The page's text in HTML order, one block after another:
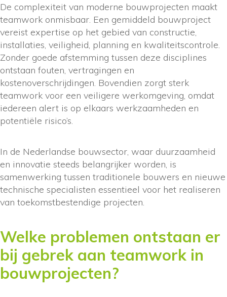
De complexiteit van moderne bouwprojecten maakt
teamwork onmisbaar. Een gemiddeld bouwproject
vereist expertise op het gebied van constructie,
installaties, veiligheid, planning en kwaliteitscontrole.
Zonder goede afstemming tussen deze disciplines
ontstaan fouten, vertragingen en
kostenoverschrijdingen. Bovendien zorgt sterk
teamwork voor een veiligere werkomgeving, omdat
iedereen alert is op elkaars werkzaamheden en
potentiële risico’s.
In de Nederlandse bouwsector, waar duurzaamheid
en innovatie steeds belangrijker worden, is
samenwerking tussen traditionele bouwers en nieuwe
technische specialisten essentieel voor het realiseren
van toekomstbestendige projecten.
Welke problemen ontstaan er
bij gebrek aan teamwork in
bouwprojecten?